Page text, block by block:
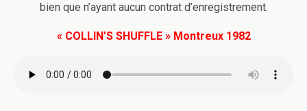
bien que n’ayant aucun contrat d’enregistrement.
« COLLIN’S SHUFFLE » Montreux 1982